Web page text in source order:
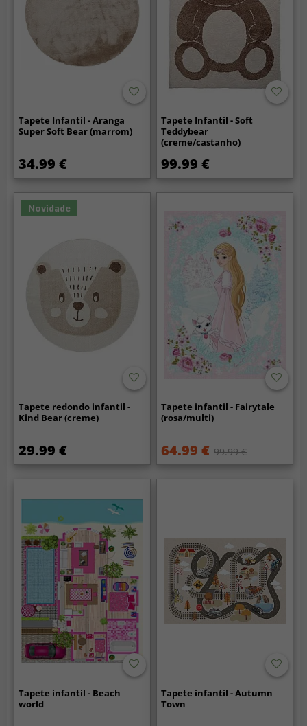
Tapete Infantil - Aranga
Super Soft Bear (marrom)
34.99 €
Tapete Infantil - Soft
Teddybear
(creme/castanho)
99.99 €
Novidade
Tapete redondo infantil -
Kind Bear (creme)
29.99 €
Tapete infantil - Fairytale
(rosa/multi)
64.99 € 99.99 €
Tapete infantil - Beach
world
Tapete infantil - Autumn
Town